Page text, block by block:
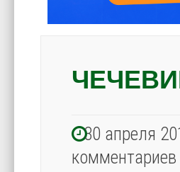
30 апреля
комментариев